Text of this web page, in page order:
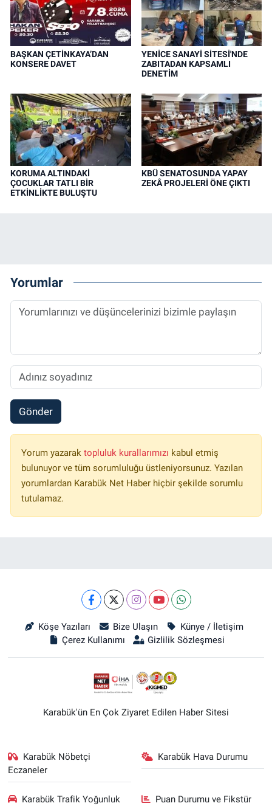
BAŞKAN ÇETİNKAYA’DAN
KONSERE DAVET
YENİCE SANAYİ SİTESİ'NDE
ZABITADAN KAPSAMLI
DENETİM
KORUMA ALTINDAKİ
ÇOCUKLAR TATLI BİR
ETKİNLİKTE BULUŞTU
KBÜ SENATOSUNDA YAPAY
ZEKÂ PROJELERİ ÖNE ÇIKTI
Yorumlar
Gönder
Yorum yazarak topluluk kurallarımızı kabul etmiş
bulunuyor ve tüm sorumluluğu üstleniyorsunuz. Yazılan
yorumlardan Karabük Net Haber hiçbir şekilde sorumlu
tutulamaz.
Köşe Yazıları Bize Ulaşın
Künye / İletişim
Çerez Kullanımı
Gizlilik Sözleşmesi
Karabük'ün En Çok Ziyaret Edilen Haber Sitesi
Karabük Nöbetçi
Eczaneler
Karabük Hava Durumu
Karabük Trafik Yoğunluk
Puan Durumu ve Fikstür